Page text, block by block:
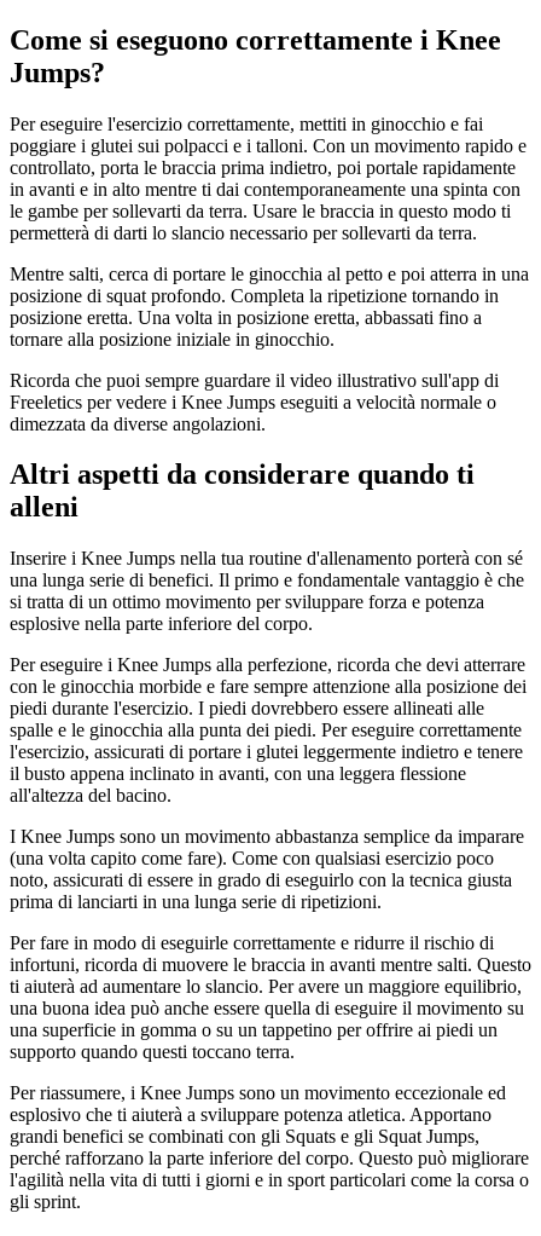
Come si eseguono correttamente i Knee
Jumps?
Per eseguire l'esercizio correttamente, mettiti in ginocchio e fai
poggiare i glutei sui polpacci e i talloni. Con un movimento rapido e
controllato, porta le braccia prima indietro, poi portale rapidamente
in avanti e in alto mentre ti dai contemporaneamente una spinta con
le gambe per sollevarti da terra. Usare le braccia in questo modo ti
permetterà di darti lo slancio necessario per sollevarti da terra.
Mentre salti, cerca di portare le ginocchia al petto e poi atterra in una
posizione di squat profondo. Completa la ripetizione tornando in
posizione eretta. Una volta in posizione eretta, abbassati fino a
tornare alla posizione iniziale in ginocchio.
Ricorda che puoi sempre guardare il video illustrativo sull'app di
Freeletics per vedere i Knee Jumps eseguiti a velocità normale o
dimezzata da diverse angolazioni.
Altri aspetti da considerare quando ti
alleni
Inserire i Knee Jumps nella tua routine d'allenamento porterà con sé
una lunga serie di benefici. Il primo e fondamentale vantaggio è che
si tratta di un ottimo movimento per sviluppare forza e potenza
esplosive nella parte inferiore del corpo.
Per eseguire i Knee Jumps alla perfezione, ricorda che devi atterrare
con le ginocchia morbide e fare sempre attenzione alla posizione dei
piedi durante l'esercizio. I piedi dovrebbero essere allineati alle
spalle e le ginocchia alla punta dei piedi. Per eseguire correttamente
l'esercizio, assicurati di portare i glutei leggermente indietro e tenere
il busto appena inclinato in avanti, con una leggera flessione
all'altezza del bacino.
I Knee Jumps sono un movimento abbastanza semplice da imparare
(una volta capito come fare). Come con qualsiasi esercizio poco
noto, assicurati di essere in grado di eseguirlo con la tecnica giusta
prima di lanciarti in una lunga serie di ripetizioni.
Per fare in modo di eseguirle correttamente e ridurre il rischio di
infortuni, ricorda di muovere le braccia in avanti mentre salti. Questo
ti aiuterà ad aumentare lo slancio. Per avere un maggiore equilibrio,
una buona idea può anche essere quella di eseguire il movimento su
una superficie in gomma o su un tappetino per offrire ai piedi un
supporto quando questi toccano terra.
Per riassumere, i Knee Jumps sono un movimento eccezionale ed
esplosivo che ti aiuterà a sviluppare potenza atletica. Apportano
grandi benefici se combinati con gli Squats e gli Squat Jumps,
perché rafforzano la parte inferiore del corpo. Questo può migliorare
l'agilità nella vita di tutti i giorni e in sport particolari come la corsa o
gli sprint.